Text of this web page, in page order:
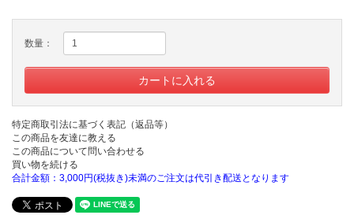
数量：
特定商取引法に基づく表記（返品等）
この商品を友達に教える
この商品について問い合わせる
買い物を続ける
合計金額：3,000円(税抜き)未満のご注文は代引き配送となります